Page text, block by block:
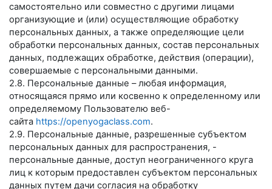
самостоятельно или совместно с другими лицами
организующие и (или) осуществляющие обработку
персональных данных, а также определяющие цели
обработки персональных данных, состав персональных
данных, подлежащих обработке, действия (операции),
совершаемые с персональными данными.
2.8. Персональные данные – любая информация,
относящаяся прямо или косвенно к определенному или
определяемому Пользователю веб-
сайта https://openyogaclass.com.
2.9. Персональные данные, разрешенные субъектом
персональных данных для распространения, -
персональные данные, доступ неограниченного круга
лиц к которым предоставлен субъектом персональных
данных путем дачи согласия на обработку